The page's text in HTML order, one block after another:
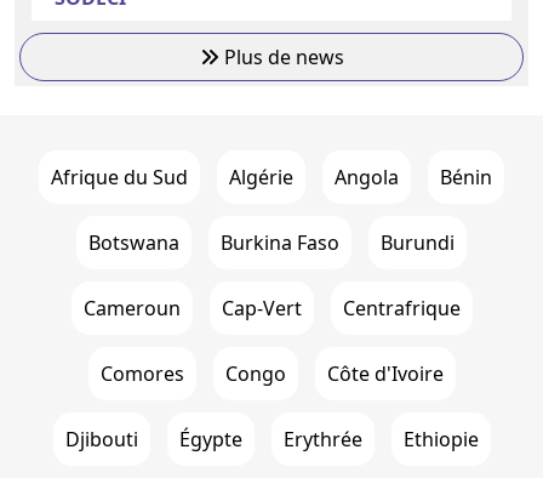
Plus de news
Afrique du Sud Algérie Angola Bénin
Botswana Burkina Faso Burundi
Cameroun Cap-Vert Centrafrique
Comores Congo Côte d'Ivoire
Djibouti Égypte Erythrée Ethiopie